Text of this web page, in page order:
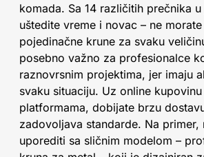
komada. Sa 14 različitih prečnika
uštedite vreme i novac – ne
pojedinačne krune za svaku
posebno važno za profesionalce
raznovrsnim projektima, jer imaju
svaku situaciju. Uz online
platformama, dobijate brzu
zadovoljava standarde. Na primer,
uporediti sa sličnim modelom –